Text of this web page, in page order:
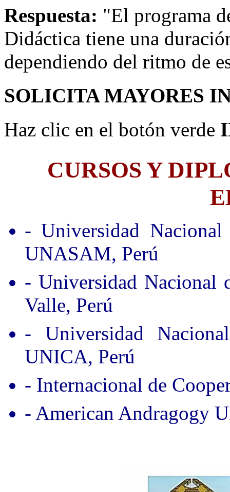
Respuesta: "El programa
Didáctica tiene una
dependiendo del ritmo de
SOLICITA MAYORES
Haz clic en el botón verde
CURSOS Y
- Universidad
UNASAM, Perú
- Universidad Nacional
Valle, Perú
- Universidad
UNICA, Perú
- Internacional de
- American Andragogy